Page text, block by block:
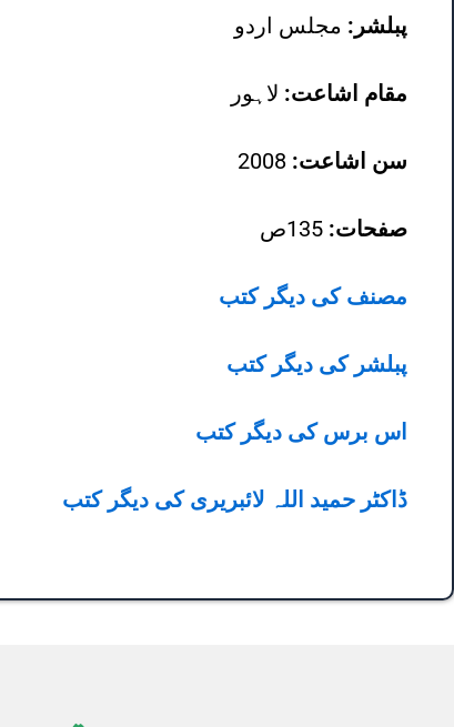
پبلشر: مجلس اردو
مقام اشاعت: لاہور
سن اشاعت:
صفحات:135ص
مصنف کی دیگر کتب
پبلشر کی دیگر کتب
اس برس کی دیگر کتب
ڈاکٹر حمید اللہ لائبریری کی دیگر کتب